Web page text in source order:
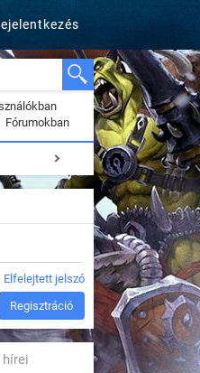
Fórumokban
Elfelejtett jelszó
Regisztráció